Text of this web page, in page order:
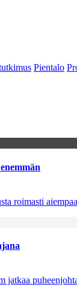
Pientalo
roimasti
jatkaa